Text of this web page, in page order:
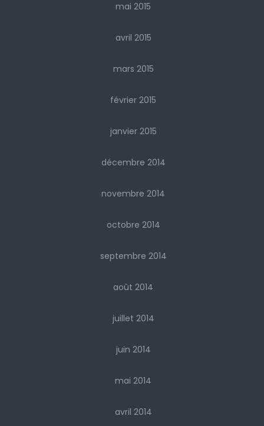
mai 2015
avril 2015
mars 2015
février 2015
janvier 2015
décembre 2014
novembre 2014
octobre 2014
septembre 2014
août 2014
juillet 2014
juin 2014
mai 2014
avril 2014